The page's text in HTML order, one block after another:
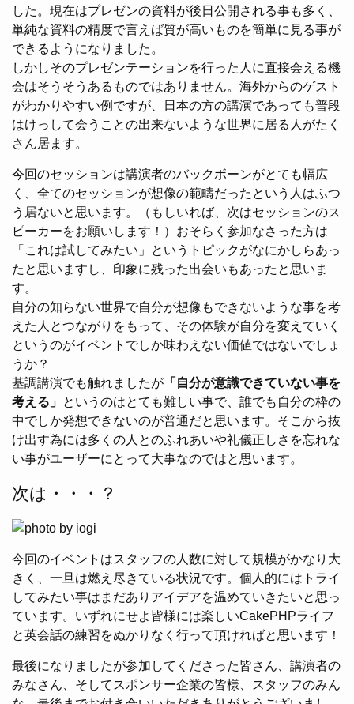
した。現在はプレゼンの資料が後日公開される事も多く、
単純な資料の精度で言えば質が高いものを簡単に見る事が
できるようになりました。
しかしそのプレゼンテーションを行った人に直接会える機
会はそうそうあるものではありません。海外からのゲスト
がわかりやすい例ですが、日本の方の講演であっても普段
はけっして会うことの出来ないような世界に居る人がたく
さん居ます。
今回のセッションは講演者のバックボーンがとても幅広
く、全てのセッションが想像の範疇だったという人はふつ
う居ないと思います。（もしいれば、次はセッションのス
ピーカーをお願いします！）おそらく参加なさった方は
「これは試してみたい」というトピックがなにかしらあっ
たと思いますし、印象に残った出会いもあったと思いま
す。
自分の知らない世界で自分が想像もできないような事を考
えた人とつながりをもって、その体験が自分を変えていく
というのがイベントでしか味わえない価値ではないでしょ
うか？
基調講演でも触れましたが 「自分が意識できていない事を
考える」 というのはとても難しい事で、誰でも自分の枠の
中でしか発想できないのが普通だと思います。そこから抜
け出す為には多くの人とのふれあいや礼儀正しさを忘れな
い事がユーザーにとって大事なのではと思います。
次は・・・？
今回のイベントはスタッフの人数に対して規模がかなり大
きく、一旦は燃え尽きている状況です。個人的にはトライ
してみたい事はまだありアイデアを温めていきたいと思っ
ています。いずれにせよ皆様には楽しいCakePHPライフ
と英会話の練習をぬかりなく行って頂ければと思います！
最後になりましたが参加してくださった皆さん、講演者の
みなさん、そしてスポンサー企業の皆様、スタッフのみん